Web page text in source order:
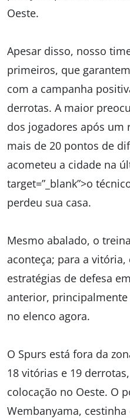
Oeste.
Apesar disso, nosso
primeiros, que
com a campanha
derrotas. A maior
dos jogadores após um
mais de 20 pontos de
acometeu a cidade na
target=”_blank”>o
perdeu sua casa.
Mesmo abalado, o
aconteça; para a
estratégias de defesa
anterior,
no elenco agora.
O Spurs está fora da
18 vitórias e 19
colocação no Oeste. O
Wembanyama,